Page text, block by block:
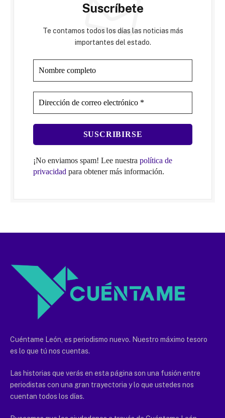
Suscríbete
Te contamos todos los días las noticias más
importantes del estado.
¡No enviamos spam! Lee nuestra política de
privacidad para obtener más información.
Cuéntame León, es periodismo nuevo. Nuestro máximo tesoro
es lo que tú nos cuentas.
Las historias que verás en esta página son una fusión entre
periodistas con una gran trayectoria y lo que ustedes nos
cuentan todos los días.